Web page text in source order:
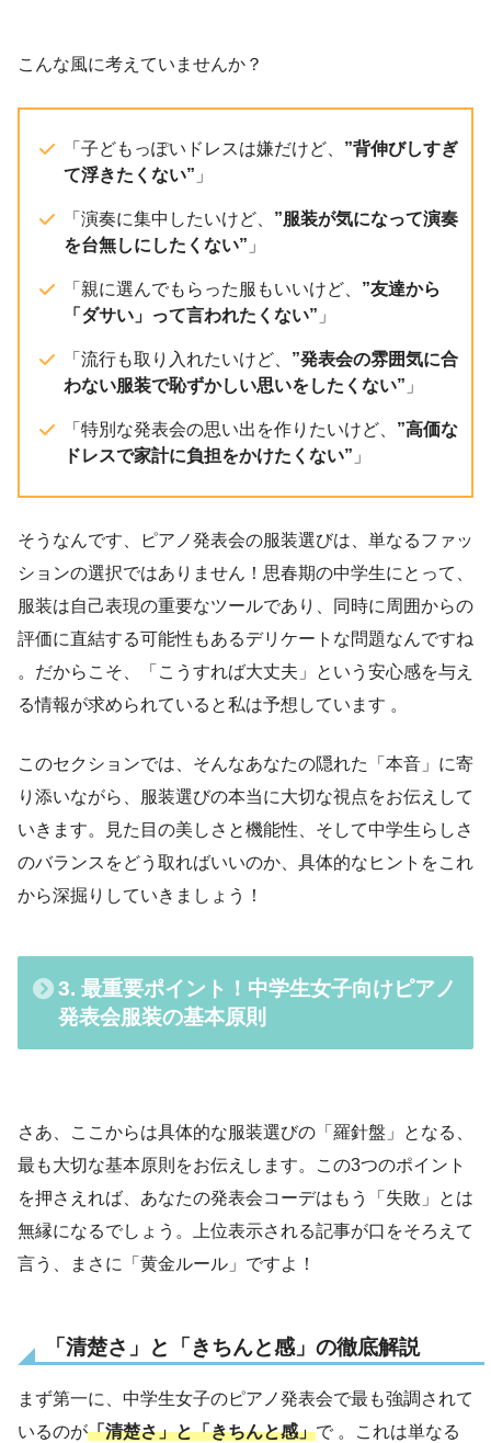
こんな風に考えていませんか？
「子どもっぽいドレスは嫌だけど、 ”背伸びしすぎ
て浮きたくない” 」
「演奏に集中したいけど、 ”服装が気になって演奏
を台無しにしたくない” 」
「親に選んでもらった服もいいけど、 ”友達から
「ダサい」って言われたくない” 」
「流行も取り入れたいけど、 ”発表会の雰囲気に合
わない服装で恥ずかしい思いをしたくない” 」
「特別な発表会の思い出を作りたいけど、 ”高価な
ドレスで家計に負担をかけたくない” 」
そうなんです、ピアノ発表会の服装選びは、単なるファッ
ションの選択ではありません！思春期の中学生にとって、
服装は自己表現の重要なツールであり、同時に周囲からの
評価に直結する可能性もあるデリケートな問題なんですね
。だからこそ、「こうすれば大丈夫」という安心感を与え
る情報が求められていると私は予想しています 。
このセクションでは、そんなあなたの隠れた「本音」に寄
り添いながら、服装選びの本当に大切な視点をお伝えして
いきます。見た目の美しさと機能性、そして中学生らしさ
のバランスをどう取ればいいのか、具体的なヒントをこれ
から深掘りしていきましょう！
3. 最重要ポイント！中学生女子向けピアノ
発表会服装の基本原則
さあ、ここからは具体的な服装選びの「羅針盤」となる、
最も大切な基本原則をお伝えします。この3つのポイント
を押さえれば、あなたの発表会コーデはもう「失敗」とは
無縁になるでしょう。上位表示される記事が口をそろえて
言う、まさに「黄金ルール」ですよ！
「清楚さ」と「きちんと感」の徹底解説
まず第一に、中学生女子のピアノ発表会で最も強調されて
いるのが「清楚さ」と「きちんと感」で 。これは単なる